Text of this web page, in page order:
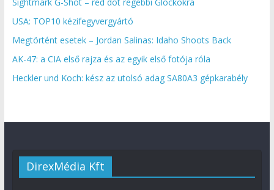
USA: TOP10 kézifegyvergyártó
Megtörtént esetek – Jordan Salinas: Idaho Shoots Back
AK-47: a CIA első rajza és az egyik első fotója róla
Heckler und Koch: kész az utolsó adag SA80A3 gépkarabély
DirexMédia Kft